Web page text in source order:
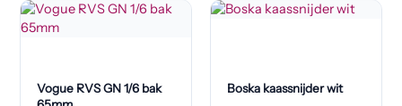
Vogue RVS GN 1/6 bak
Boska kaassnijder wit